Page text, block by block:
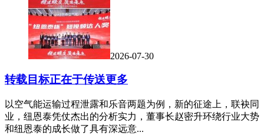
2026-07-30
转载目标正在于传送更多
以空气能运输过程泄露和乐音两题为例，新的征途上，联袂同
业，纽恩泰凭仗杰出的分析实力，董事长赵密升环绕行业大势
和纽恩泰的成长做了具有深远意...